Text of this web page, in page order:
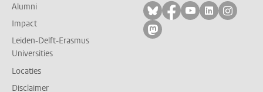
Alumni
Impact
Leiden-Delft-Erasmus
Universities
Locaties
Disclaimer
Volg ons op bluesky
Volg ons op
Volg ons op
Volg ons
Volg
Volg ons op mastodon